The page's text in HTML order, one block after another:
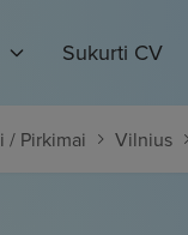
Sukurti CV
/ Pirkimai Vilnius